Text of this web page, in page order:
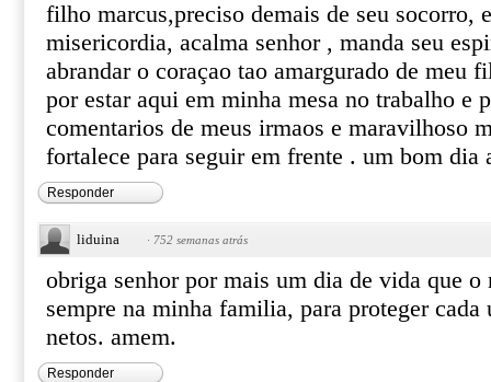
filho marcus,preciso demais de seu socorro,
misericordia, acalma senhor , manda seu
abrandar o coraçao tao amargurado de meu
por estar aqui em minha mesa no trabalho e
comentarios de meus irmaos e maravilhoso
fortalece para seguir em frente . um bom dia
Responder
liduina · 752 semanas atrás
obriga senhor por mais um dia de vida que o
sempre na minha familia, para proteger
netos. amem.
Responder